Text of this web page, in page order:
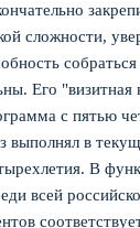
сложности,
Его "визитная
с пятью
выполнял в
В
всей